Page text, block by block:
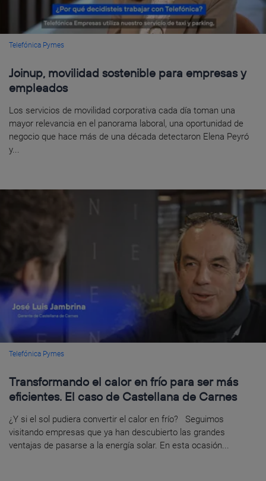
Telefónica Pymes
Joinup, movilidad sostenible para empresas y
empleados
Los servicios de movilidad corporativa cada día toman una
mayor relevancia en el panorama laboral, una oportunidad de
negocio que hace más de una década detectaron Elena Peyró
y...
Telefónica Pymes
Transformando el calor en frío para ser más
eficientes. El caso de Castellana de Carnes
¿Y si el sol pudiera convertir el calor en frío? Seguimos
visitando empresas que ya han descubierto las grandes
ventajas de pasarse a la energía solar. En esta ocasión...